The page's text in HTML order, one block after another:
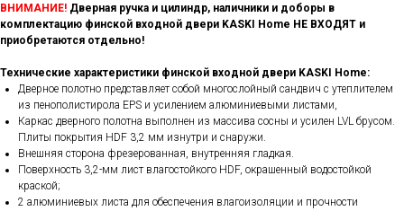
ВНИМАНИЕ! Дверная ручка и цилиндр, наличники и доборы в
комплектацию финской входной двери KASKI Home НЕ ВХОДЯТ и
приобретаются отдельно!
Технические характеристики финской входной двери KASKI Home:
Дверное полотно представляет собой многослойный сандвич с утеплителем
из пенополистирола EPS и усилением алюминиевыми листами,
Каркас дверного полотна выполнен из массива сосны и усилен LVL брусом.
Плиты покрытия HDF 3,2 мм изнутри и снаружи.
Внешняя сторона фрезерованная, внутренняя гладкая.
Поверхность 3,2-мм лист влагостойкого HDF, окрашенный водостойкой
краской;
2 алюминиевых листа для обеспечения влагоизоляции и прочности